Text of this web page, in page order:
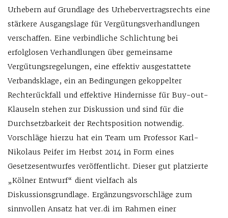
Urhebern auf Grundlage des Urhebervertragsrechts eine
stärkere Ausgangslage für Vergütungsverhandlungen
verschaffen. Eine verbindliche Schlichtung bei
erfolglosen Verhandlungen über gemeinsame
Vergütungsregelungen, eine effektiv ausgestattete
Verbandsklage, ein an Bedingungen gekoppelter
Rechterückfall und effektive Hindernisse für Buy-out-
Klauseln stehen zur Diskussion und sind für die
Durchsetzbarkeit der Rechtsposition notwendig.
Vorschläge hierzu hat ein Team um Professor Karl-
Nikolaus Peifer im Herbst 2014 in Form eines
Gesetzesentwurfes veröffentlicht. Dieser gut platzierte
„Kölner Entwurf“ dient vielfach als
Diskussionsgrundlage. Ergänzungsvorschläge zum
sinnvollen Ansatz hat ver.di im Rahmen einer